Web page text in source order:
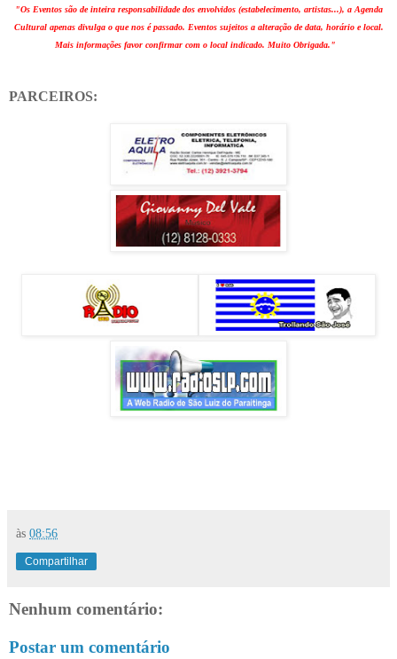
"Os Eventos são de inteira responsabilidade dos envolvidos (estabelecimento, artistas...), a Agenda
Cultural apenas divulga o que nos é passado. Eventos sujeitos a alteração de data, horário e local.
Mais informações favor confirmar com o local indicado. Muito Obrigada."
PARCEIROS:
às 08:56
Compartilhar
Nenhum comentário:
Postar um comentário